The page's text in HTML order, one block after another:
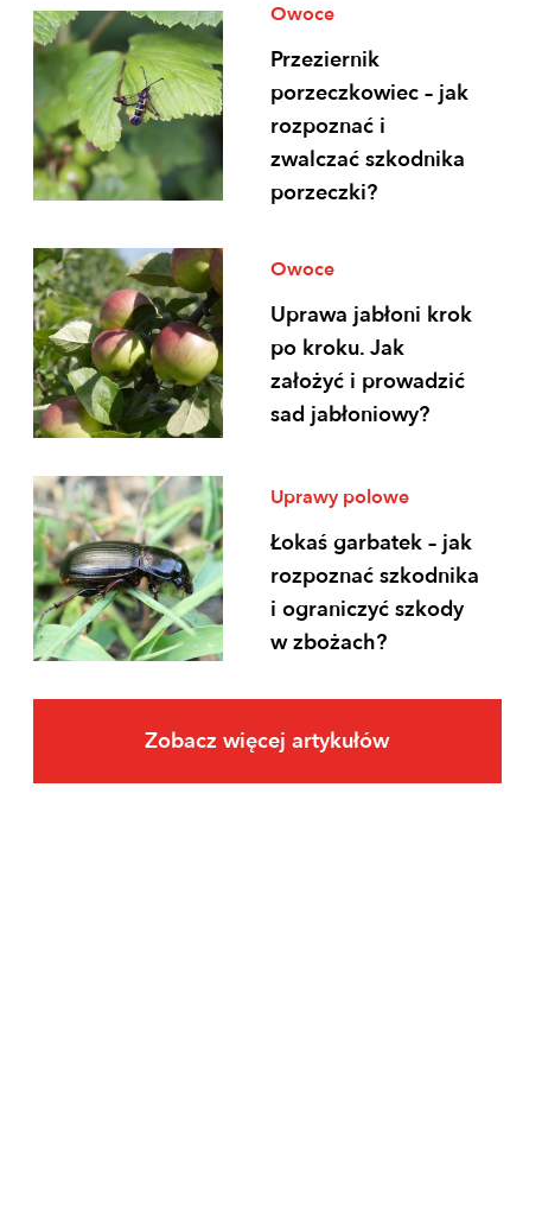
Owoce
Przeziernik
porzeczkowiec – jak
rozpoznać i
zwalczać szkodnika
porzeczki?
Owoce
Uprawa jabłoni krok
po kroku. Jak
założyć i prowadzić
sad jabłoniowy?
Uprawy polowe
Łokaś garbatek – jak
rozpoznać szkodnika
i ograniczyć szkody
w zbożach?
Zobacz więcej artykułów